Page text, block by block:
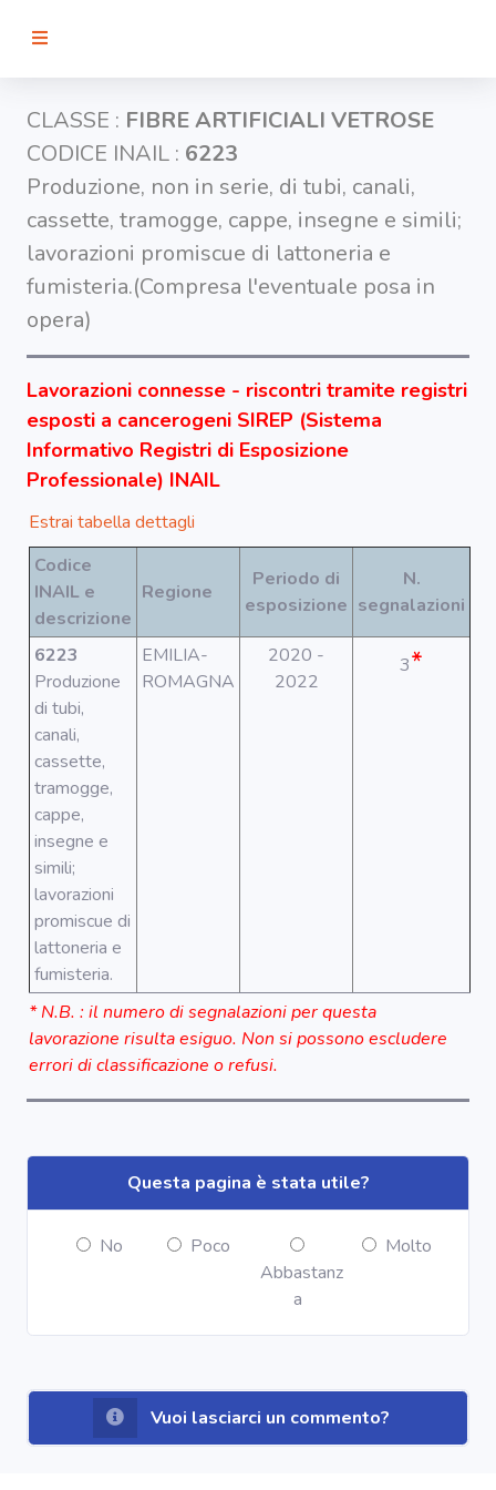
Agenti
Lavorazioni
bersaglio
Visualizza
rilevati in
azienda
area riservata
Torna alla
Home
CLASSE : FIBRE ARTIFICIALI VETROSE
CODICE INAIL : 6223
Produzione, non in serie, di tubi, canali,
cassette, tramogge, cappe, insegne e simili;
lavorazioni promiscue di lattoneria e
fumisteria.(Compresa l'eventuale posa in
opera)
Lavorazioni connesse - riscontri tramite registri
esposti a cancerogeni SIREP (Sistema
Informativo Registri di Esposizione
Professionale) INAIL
Estrai tabella dettagli
Codice
INAIL e
descrizione
Regione
Periodo di
esposizione
N.
segnalazioni
6223
Produzione
di tubi,
canali,
cassette,
tramogge,
cappe,
insegne e
simili;
lavorazioni
promiscue di
lattoneria e
fumisteria.
EMILIA-
ROMAGNA
2020 -
2022
3*
* N.B. : il numero di segnalazioni per questa
lavorazione risulta esiguo. Non si possono escludere
errori di classificazione o refusi.
Questa pagina è stata utile?
No
Poco
Abbastanz
a
Molto
Vuoi lasciarci un commento?